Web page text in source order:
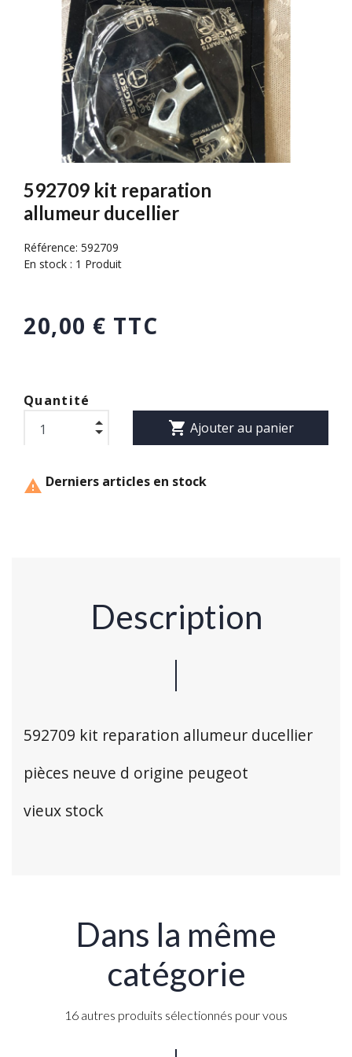
592709 kit reparation
allumeur ducellier
Référence: 592709
En stock : 1 Produit
20,00 € TTC
Quantité
shopping_cart Ajouter au panier
 Derniers articles en stock
Description
592709 kit reparation allumeur ducellier
pièces neuve d origine peugeot
vieux stock
Dans la même
catégorie
16 autres produits sélectionnés pour vous